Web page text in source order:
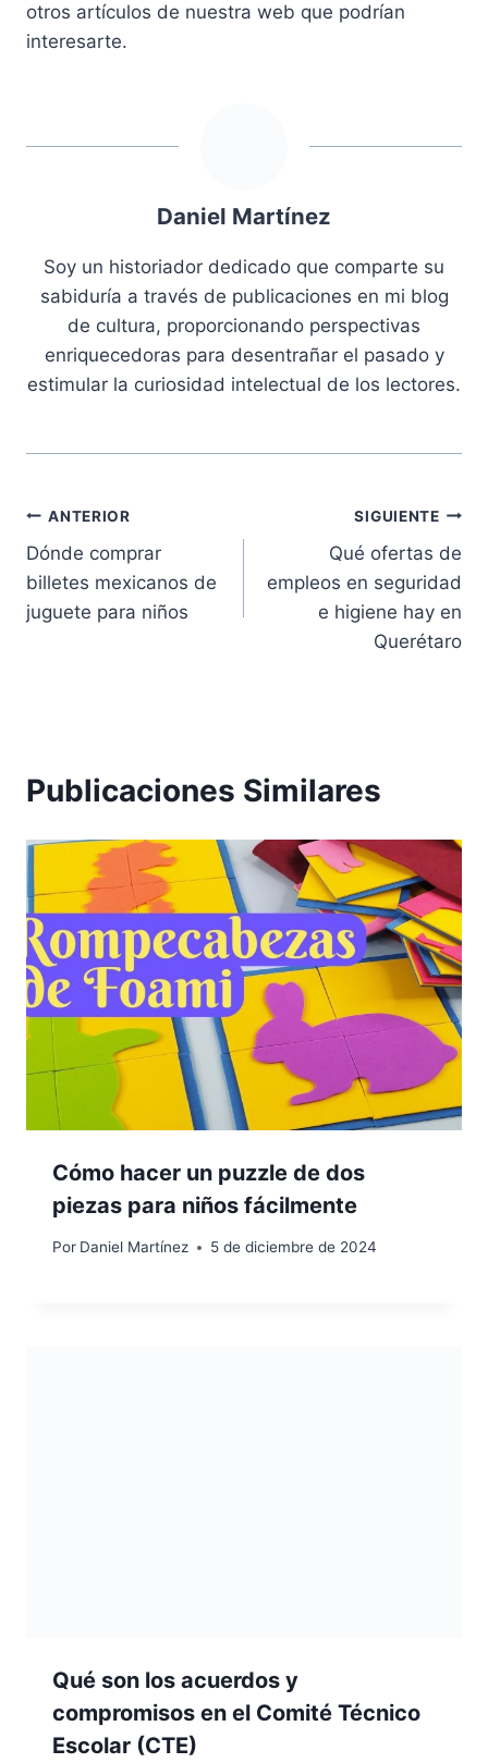
otros artículos de nuestra web que podrían
interesarte.
Daniel Martínez
Soy un historiador dedicado que comparte su
sabiduría a través de publicaciones en mi blog
de cultura, proporcionando perspectivas
enriquecedoras para desentrañar el pasado y
estimular la curiosidad intelectual de los lectores.
Navegación
de
entradas
ANTERIOR
Dónde comprar
billetes mexicanos de
juguete para niños
SIGUIENTE
Qué ofertas de
empleos en seguridad
e higiene hay en
Querétaro
Publicaciones Similares
Cómo hacer un puzzle de dos
piezas para niños fácilmente
Por Daniel Martínez 5 de diciembre de 2024
Qué son los acuerdos y
compromisos en el Comité Técnico
Escolar (CTE)